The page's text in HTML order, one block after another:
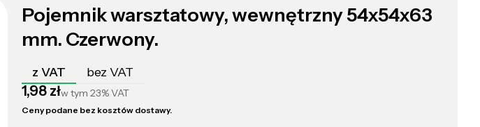
Pojemnik warsztatowy, wewnętrzny 54x54x63
mm. Czerwony.
z VAT bez VAT
Cena
1,98 złw tym 23%VAT
Ceny podane bez kosztów dostawy.